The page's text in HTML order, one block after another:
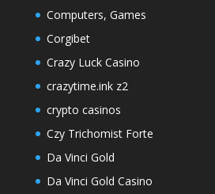
Computers, Games
Corgibet
Crazy Luck Casino
crazytime.ink z2
crypto casinos
Czy Trichomist Forte
Da Vinci Gold
Da Vinci Gold Casino